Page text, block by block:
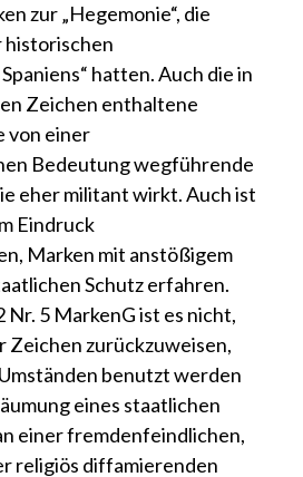
zur „Hegemonie“, die
historischen
hatten. Auch die in
Zeichen enthaltene
von einer
Bedeutung wegführende
eher militant wirkt. Auch ist
Eindruck
Marken mit anstößigem
Schutz erfahren.
Nr. 5 MarkenG ist es nicht,
Zeichen zurückzuweisen,
benutzt werden
eines staatlichen
einer fremdenfeindlichen,
religiös diffamierenden